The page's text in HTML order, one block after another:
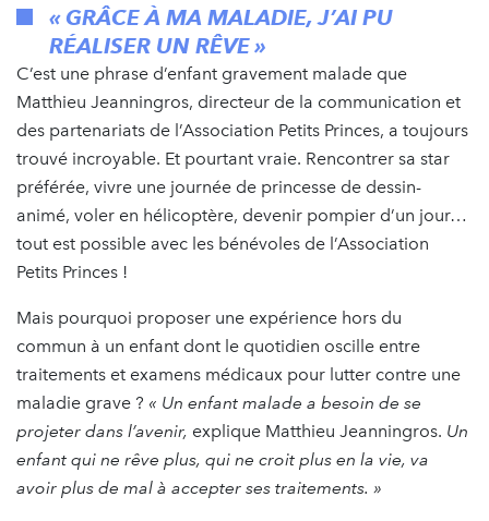
« GRÂCE À MA MALADIE, J’AI PU
RÉALISER UN RÊVE »
C’est une phrase d’enfant gravement malade que
Matthieu Jeanningros, directeur de la communication et
des partenariats de l’Association Petits Princes, a toujours
trouvé incroyable. Et pourtant vraie. Rencontrer sa star
préférée, vivre une journée de princesse de dessin-
animé, voler en hélicoptère, devenir pompier d’un jour…
tout est possible avec les bénévoles de l’Association
Petits Princes !
Mais pourquoi proposer une expérience hors du
commun à un enfant dont le quotidien oscille entre
traitements et examens médicaux pour lutter contre une
maladie grave ? « Un enfant malade a besoin de se
projeter dans l’avenir, explique Matthieu Jeanningros. Un
enfant qui ne rêve plus, qui ne croit plus en la vie, va
avoir plus de mal à accepter ses traitements. »